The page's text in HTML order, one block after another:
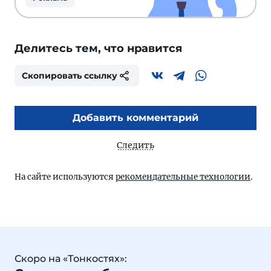
Делитесь тем, что нравится
Скопировать ссылку
Добавить комментарий
Следить
На сайте используются рекомендательные технологии.
Скоро на «Тонкостях»: